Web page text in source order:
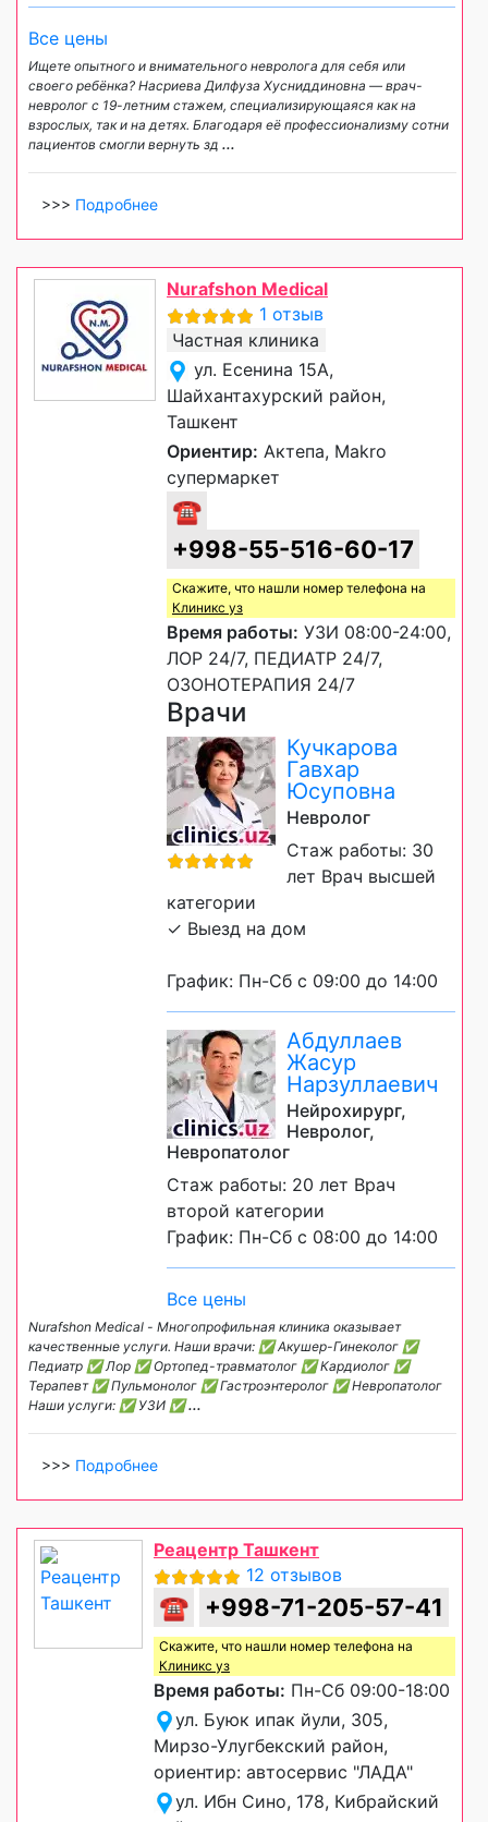
Все цены
Ищете опытного и внимательного невролога для себя или
своего ребёнка? Насриева Дилфуза Хусниддиновна — врач-
невролог с 19-летним стажем, специализирующаяся как на
взрослых, так и на детях. Благодаря её профессионализму сотни
пациентов смогли вернуть зд ...
>>> Подробнее
Nurafshon Medical
1 отзыв
Частная клиника
ул. Есенина 15А,
Шайхантахурский район,
Ташкент
Ориентир: Актепа, Makro
супермаркет
☎
+998-55-516-60-17
Скажите, что нашли номер телефона на
Клиникс уз
Время работы: УЗИ 08:00-24:00,
ЛОР 24/7, ПЕДИАТР 24/7,
ОЗОНОТЕРАПИЯ 24/7
Врачи
Кучкарова
Гавхар
Юсуповна
Невролог
Стаж работы: 30
лет Врач высшей
категории
✓ Выезд на дом
График: Пн-Сб с 09:00 до 14:00
Абдуллаев
Жасур
Нарзуллаевич
Нейрохирург,
Невролог,
Невропатолог
Стаж работы: 20 лет Врач
второй категории
График: Пн-Сб с 08:00 до 14:00
Все цены
Nurafshon Medical - Многопрофильная клиника оказывает
качественные услуги. Наши врачи: ✅ Акушер-Гинеколог ✅
Педиатр ✅ Лор ✅ Ортопед-травматолог ✅ Кардиолог ✅
Терапевт ✅ Пульмонолог ✅ Гастроэнтеролог ✅ Невропатолог
Наши услуги: ✅ УЗИ ✅...
>>> Подробнее
Реацентр Ташкент
12 отзывов
☎ +998-71-205-57-41
Скажите, что нашли номер телефона на
Клиникс уз
Время работы: Пн-Сб 09:00-18:00
ул. Буюк ипак йули, 305,
Мирзо-Улугбекский район,
ориентир: автосервис "ЛАДА"
ул. Ибн Сино, 178, Кибрайский